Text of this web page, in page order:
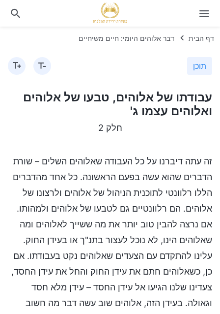
דף הבית דבר אלוהים היומי: חיים משיחיים
תוכן
עבודתו של אלוהים, טבעו של אלוהים
ואלוהים עצמו ג'
חלק 2
זה עתה דיברנו על כל העבודה שאלוהים השלים – שורת
הדברים שהוא עשה בפעם הראשונה. כל אחד מהדברים
הללו רלוונטי לתוכנית הניהול של אלוהים ולרצונו של
אלוהים. הם רלוונטיים גם לטבעו של אלוהים ולמהותו.
אם נרצה להבין טוב יותר את מה ששייך לאלוהים ומה
שאלוהים הינו, לא נוכל לעצור בתנ"ך או בעידן החוק.
עלינו להתקדם עם הצעדים שאלוהים נקט בעבודתו. אם
כן, כשאלוהים חתם את עידן החוק והחל את עידן החסד,
צעדינו שלנו הגיעו אל עידן החסד – עידן מלא חסד
וגאולה. בעידן הזה, אלוהים שוב עשה דבר מה חשוב